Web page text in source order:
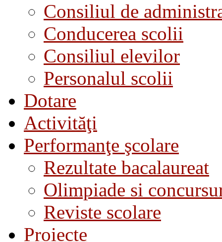
Consiliul de
Conducerea scolii
Consiliul elevilor
Personalul scolii
Dotare
Activităţi
Performanţe şcolare
Rezultate bacalaureat
Olimpiade si
Reviste scolare
Proiecte